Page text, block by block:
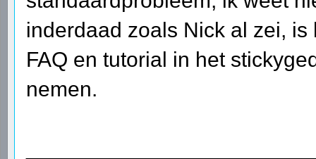
inderdaad zoals Nick al zei,
FAQ en tutorial in het
nemen.